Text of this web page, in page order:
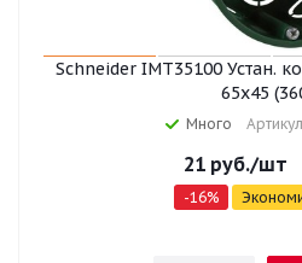
Schneider IMT35100 Устан.
65x45
Много
21 руб./шт
-16%